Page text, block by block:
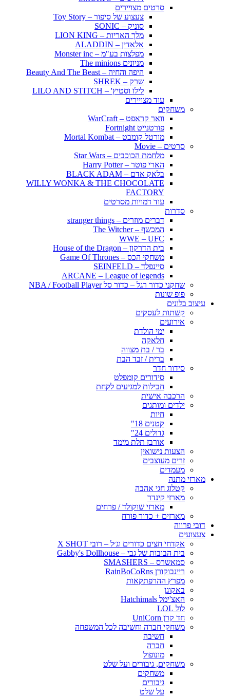
סרטים מצויירים
צעצוע של סיפור – Toy Story
סוניק – SONIC
מלך האריות – LION KING
אלאדין – ALADDIN
מפלצות בע"מ – Monster inc
מניונים The minions
היפה והחיה – Beauty And The Beast
שרק – SHREK
לילו וסטיץ' – LILO AND STITCH
עוד מצויירים
משחקים
וואר קראפט – WarCraft
פורטנייט Fortnight
מורטל קומבט – Mortal Kombat
סרטים – Movie
מלחמת הכוכבים – Star Wars
הארי פוטר – Harry Potter
בלאק אדם – BLACK ADAM
WILLY WONKA & THE CHOCOLATE
FACTORY
עוד דמויות מסרטים
סדרות
דברים מוזרים – stranger things
המכשף – The Witcher
WWE – UFC
בית הדרקון – House of the Dragon
משחקי הכס – Game Of Thrones
סיינפלד – SEINFELD
ARCANE – League of legends
שחקני כדור רגל – כדור סל NBA / Football Player
פופ שונות
עיצוב בלונים
קשתות לעסקים
אירועים
ימי הולדת
חלאקה
בר / בת מצווה
ברית / זבד הבת
סידור חדר
סידורים קומפלט
חבילות למגיעים לקחת
הרכבה אישית
ילדים ומותגים
חיות
קטנים 18"
גדולים 24"
אורבז תלת מימד
הצעות נישואין
זרים מעוצבים
מעמדים
מארזי מתנה
קטלוג חגי אהבה
מארזי קינדר
מארזי שוקולד / פרחים
מארזים + כדור פורח
דובי פרווה
צעצועים
אקדחי חצים כדורים וג׳ל – רובי X SHOT
בית הבובות של גבי – Gabby's Dollhouse
סמאשרס – SMASHERS
ריינבוקורן RainBoCoRns
מפרץ ההרפתקאות
באקוגן
האצ'ימל Hatchimals
לול LOL
חד קרן UniCorn
משחקי חברה וחשיבה לכל המשפחה
חשיבה
חברה
מונופול
משחקים, גיבורים ועל שלט
משחקים
גיבורים
על שלט